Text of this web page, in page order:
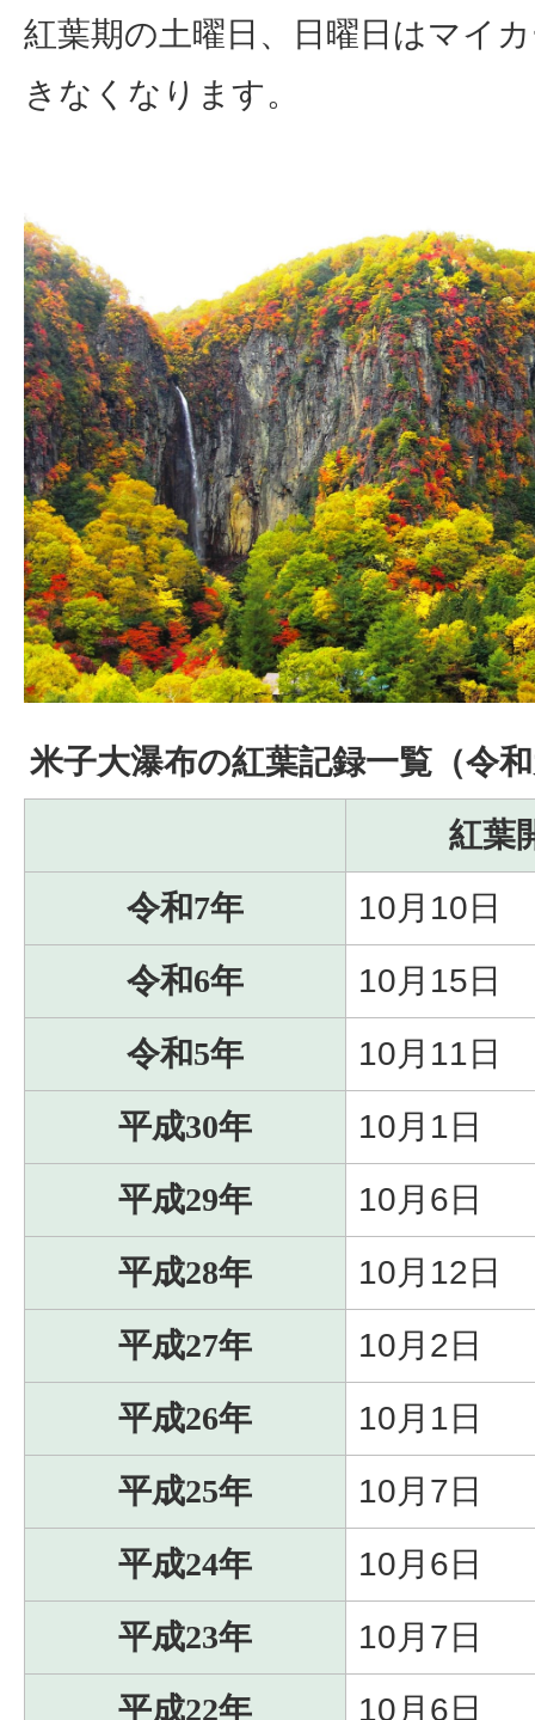
紅葉期の土曜日、日曜日はマイ
きなくなります。
米子大瀑布の紅葉記録一覧（令
紅葉
令和7年
10月10日
令和6年
10月15日
令和5年
10月11日
平成30年
10月1日
平成29年
10月6日
平成28年
10月12日
平成27年
10月2日
平成26年
10月1日
平成25年
10月7日
平成24年
10月6日
平成23年
10月7日
平成22年
10月6日